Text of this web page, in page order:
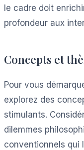
le cadre doit
profondeur aux
Concepts et
Pour vous
explorez des
stimulants.
dilemmes
conventionnels qui